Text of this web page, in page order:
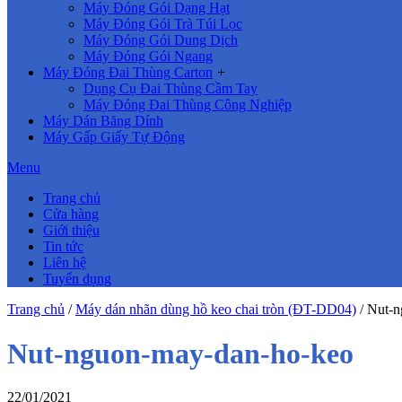
Máy Đóng Gói Dạng Hạt
Máy Đóng Gói Trà Túi Lọc
Máy Đóng Gói Dung Dịch
Máy Đóng Gói Ngang
Máy Đóng Đai Thùng Carton +
Dụng Cụ Đai Thùng Cầm Tay
Máy Đóng Đai Thùng Công Nghiệp
Máy Dán Băng Dính
Máy Gấp Giấy Tự Động
Menu
Trang chủ
Cửa hàng
Giới thiệu
Tin tức
Liên hệ
Tuyển dụng
Trang chủ /Máy dán nhãn dùng hồ keo chai tròn (ĐT-DD04) /Nut-
Nut-nguon-may-dan-ho-keo
22/01/2021